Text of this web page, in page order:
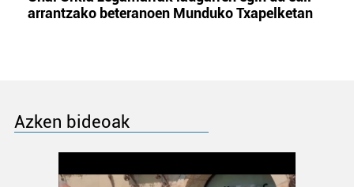
arrantzako beteranoen Munduko Txapelketan
Azken bideoak